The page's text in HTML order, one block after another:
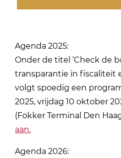
Agenda 2025:
Onder de titel ‘Check de
transparantie in fiscaliteit
volgt spoedig een
2025, vrijdag 10 oktober
(Fokker Terminal Den
aan.
Agenda 2026: